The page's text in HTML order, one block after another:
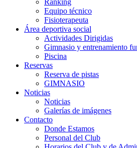
Ranking
Equipo técnico
Fisioterapeuta
Área deportiva social
Actividades Dirigidas
Gimnasio y entrenamiento
Piscina
Reservas
Reserva de pistas
GIMNASIO
Noticias
Noticias
Galerías de imágenes
Contacto
Donde Estamos
Personal del Club